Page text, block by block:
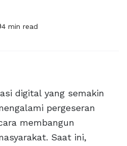
4 min read
digital yang semakin
pergeseran
membangun
Saat ini,